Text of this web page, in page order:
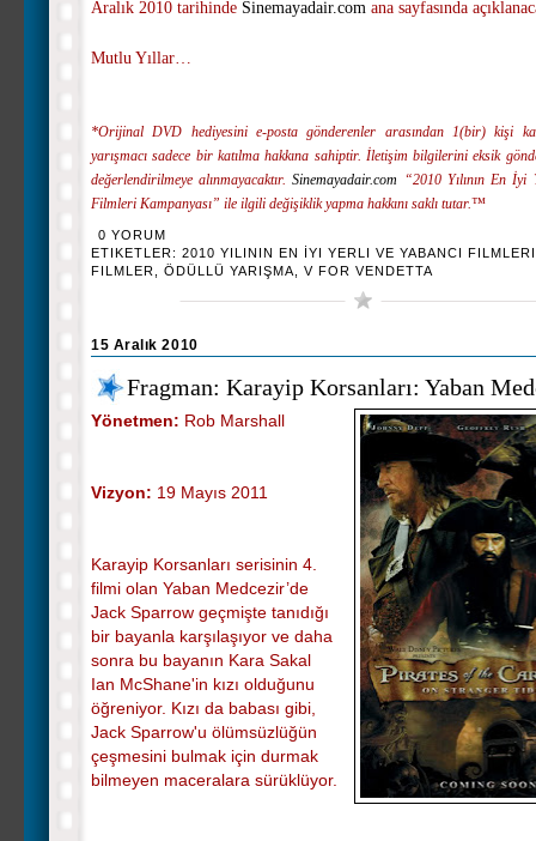
Aralık 2010 tarihinde Sinemayadair.com ana sayfasında
Mutlu Yıllar…
*Orijinal DVD hediyesini e-posta gönderenler arasından 1(bir) kişi
yarışmacı sadece bir katılma hakkına sahiptir. İletişim bilgilerini eksik
değerlendirilmeye alınmayacaktır.Sinemayadair.com “2010 Yılının En İyi
Filmleri Kampanyası” ile ilgili değişiklik yapma hakkını saklı tutar.™
0 YORUM
ETIKETLER: 2010 YILININ EN İYI YERLI VE YABANCI FILMLERI
FILMLER
ÖDÜLLÜ YARIŞMA V FOR VENDETTA
15 Aralık 2010
Fragman: Karayip Korsanları: Yaban
Yönetmen: Rob Marshall
Vizyon: 19 Mayıs 2011
Karayip Korsanları serisinin 4.
filmi olan Yaban Medcezir’de
Jack Sparrow geçmişte tanıdığı
bir bayanla karşılaşıyor ve daha
sonra bu bayanın Kara Sakal
Ian McShane'in kızı olduğunu
öğreniyor. Kızı da babası gibi,
Jack Sparrow'u ölümsüzlüğün
çeşmesini bulmak için durmak
bilmeyen maceralara sürüklüyor.